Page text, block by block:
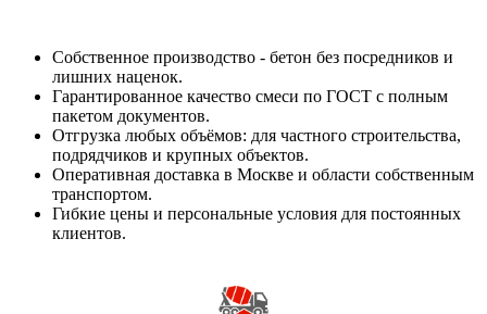
Собственное производство - бетон без посредников и
лишних наценок.
Гарантированное качество смеси по ГОСТ с полным
пакетом документов.
Отгрузка любых объёмов: для частного строительства,
подрядчиков и крупных объектов.
Оперативная доставка в Москве и области собственным
транспортом.
Гибкие цены и персональные условия для постоянных
клиентов.